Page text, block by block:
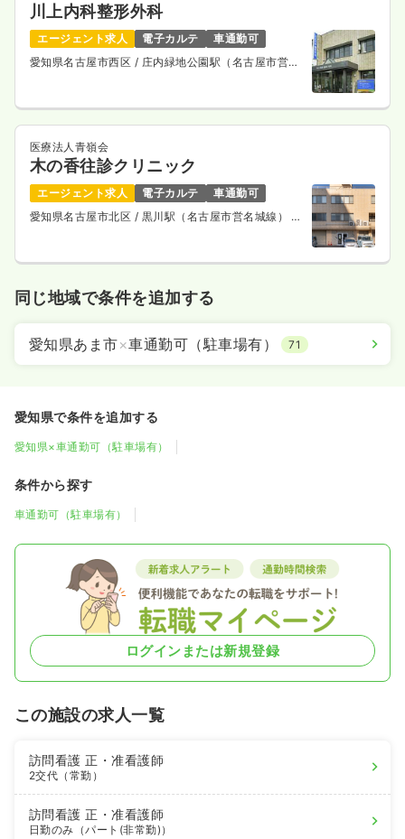
川上内科整形外科
エージェント求人 電子カルテ
車通勤可
愛知県名古屋市西区 / 庄内緑地公園駅（名古屋市営鶴
医療法人青嶺会
木の香往診クリニック
エージェント求人 電子カルテ
車通勤可
愛知県名古屋市北区 / 黒川駅（名古屋市営名城線） 徒
同じ地域で条件を追加する
愛知県あま市×車通勤可（駐車場有） 71
愛知県で条件を追加する
愛知県×車通勤可（駐車場有）
条件から探す
車通勤可（駐車場有）
ログインまたは新規登録
この施設の求人一覧
訪問看護正・准看護師
2交代（常勤）
訪問看護正・准看護師
日勤のみ（パート(非常勤)）